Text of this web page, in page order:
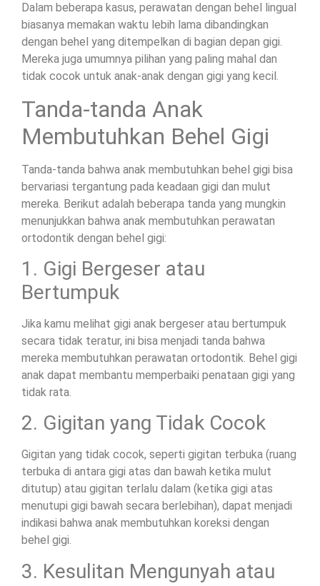
Dalam beberapa kasus, perawatan dengan behel lingual
biasanya memakan waktu lebih lama dibandingkan
dengan behel yang ditempelkan di bagian depan gigi.
Mereka juga umumnya pilihan yang paling mahal dan
tidak cocok untuk anak-anak dengan gigi yang kecil.
Tanda-tanda Anak
Membutuhkan Behel Gigi
Tanda-tanda bahwa anak membutuhkan behel gigi bisa
bervariasi tergantung pada keadaan gigi dan mulut
mereka. Berikut adalah beberapa tanda yang mungkin
menunjukkan bahwa anak membutuhkan perawatan
ortodontik dengan behel gigi:
1. Gigi Bergeser atau
Bertumpuk
Jika kamu melihat gigi anak bergeser atau bertumpuk
secara tidak teratur, ini bisa menjadi tanda bahwa
mereka membutuhkan perawatan ortodontik. Behel gigi
anak dapat membantu memperbaiki penataan gigi yang
tidak rata.
2. Gigitan yang Tidak Cocok
Gigitan yang tidak cocok, seperti gigitan terbuka (ruang
terbuka di antara gigi atas dan bawah ketika mulut
ditutup) atau gigitan terlalu dalam (ketika gigi atas
menutupi gigi bawah secara berlebihan), dapat menjadi
indikasi bahwa anak membutuhkan koreksi dengan
behel gigi.
3. Kesulitan Mengunyah atau